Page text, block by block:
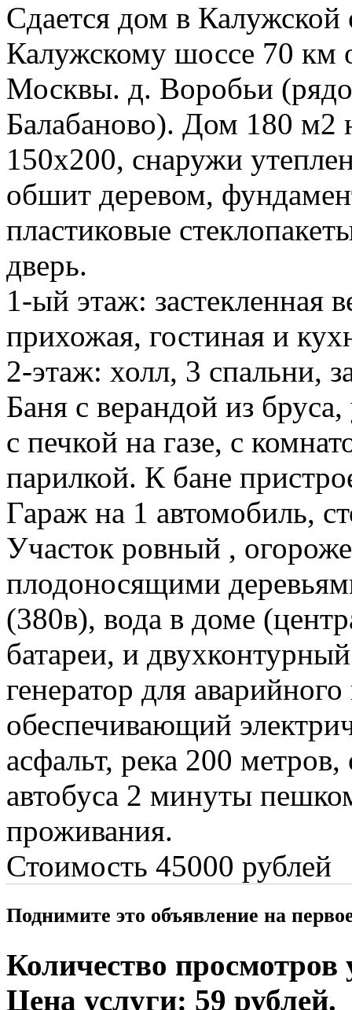
Сдается дом в
Калужскому шоссе 70
Москвы. д. Воробьи
Балабаново). Дом 180 м2
150х200, снаружи
обшит деревом,
пластиковые
дверь.
1-ый этаж: застекленная
прихожая, гостиная и
2-этаж: холл, 3 спальни,
Баня с верандой из
с печкой на газе, с
парилкой. К бане
Гараж на 1 автомобиль,
Участок ровный ,
плодоносящими
(380в), вода в доме
батареи, и
генератор для
обеспечивающий
асфальт, река 200
автобуса 2 минуты
проживания.
Стоимость 45000 рублей
Поднимите это объявление на
Количество просмотров
Цена услуги: 59 рублей.